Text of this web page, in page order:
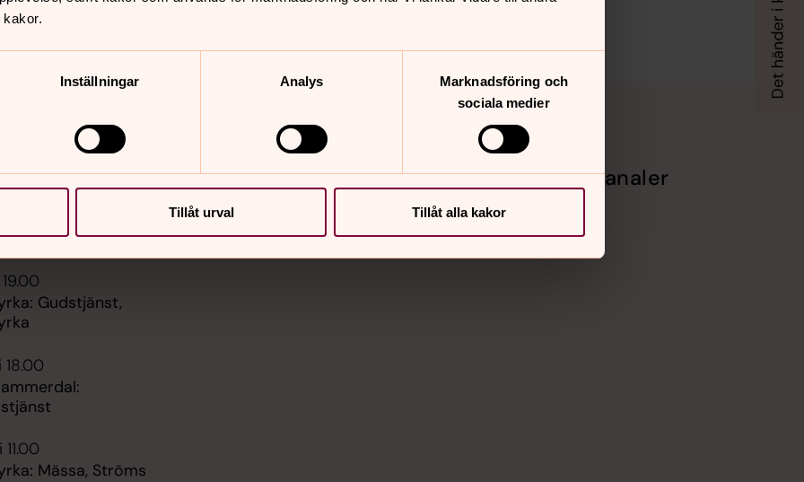
Inställningar Analys
Marknadsföring och
sociala medier
Tillåt urval Tillåt alla kakor
Gudstjänst
Gudstjänst,
18.00
Mässa, Ströms
Hitta snabbt
Predikoturer
Sidkarta
Sociala kanaler
Instagram